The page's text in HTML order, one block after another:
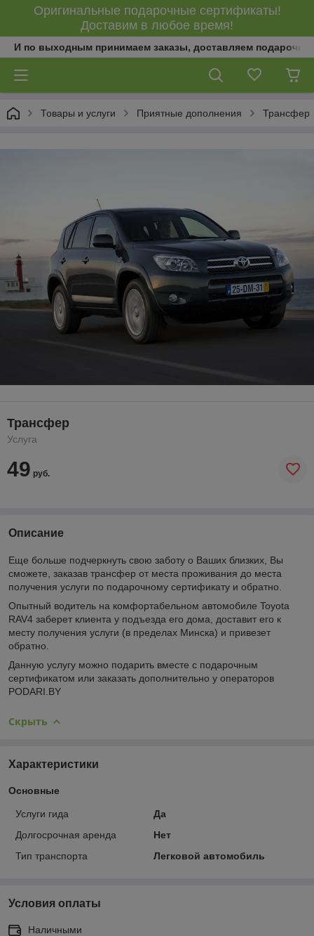
Оригинальные подарочные сертификаты!
Доставим в любое время!
И по выходным принимаем заказы, доставляем
Товары и услуги Приятные дополнения Трансфер
Трансфер
Услуга
49 руб.
Описание
Еще больше подчеркнуть свою заботу о Ваших близких, Вы
сможете, заказав трансфер от места проживания до места
получения услуги по подарочному сертификату и обратно.
Опытный водитель на комфортабельном автомобиле Toyota
RAV4 заберет клиента у подъезда его дома, доставит его к
месту получения услуги (в пределах Минска) и привезет
обратно.
Данную услугу можно подарить вместе с подарочным
сертификатом или заказать дополнительно у операторов
PODARI.BY
Скрыть
Характеристики
Основные
Услуги гида
Да
Долгосрочная аренда
Нет
Тип транспорта
Легковой автомобиль
Условия оплаты
Наличными